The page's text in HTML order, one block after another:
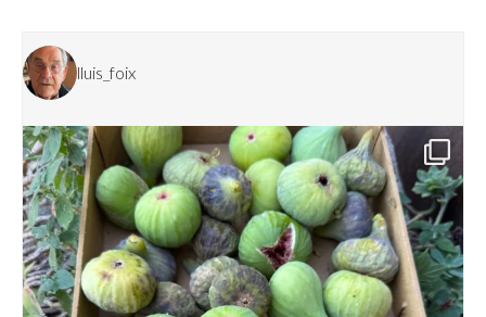
lluis_foix